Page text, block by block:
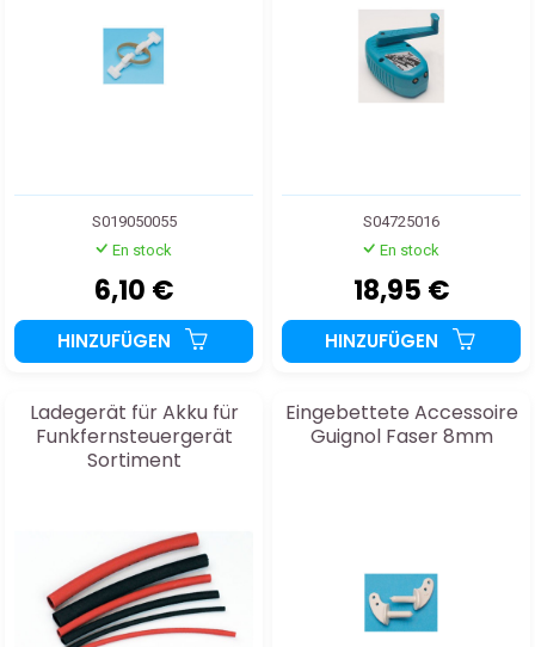
S019050055
En stock
6,10 €
HINZUFÜGEN
S04725016
En stock
18,95 €
HINZUFÜGEN
Ladegerät für Akku für
Funkfernsteuergerät
Sortiment
Eingebettete Accessoire
Guignol Faser 8mm